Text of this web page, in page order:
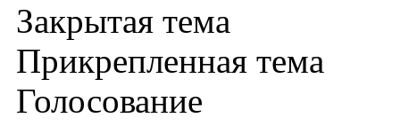
Закрытая тема
Прикрепленная тема
Голосование